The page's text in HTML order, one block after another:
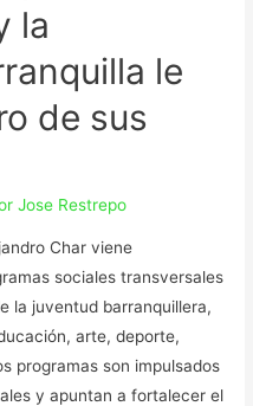
la
le
de sus
Jose Restrepo
Char viene
sociales transversales
la juventud barranquillera,
arte, deporte,
programas son impulsados
y apuntan a fortalecer el